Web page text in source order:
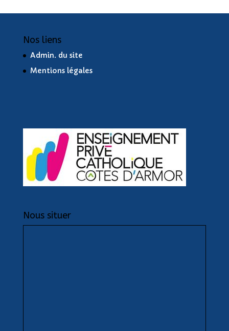
Nos liens
Admin. du site
Mentions légales
Nous situer